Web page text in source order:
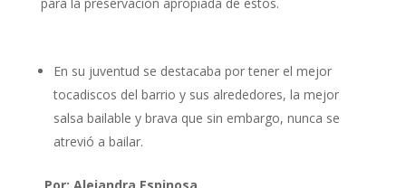
En su juventud se destacaba por tener el mejor
tocadiscos del barrio y sus alrededores, la mejor
salsa bailable y brava que sin embargo, nunca se
atrevió a bailar.